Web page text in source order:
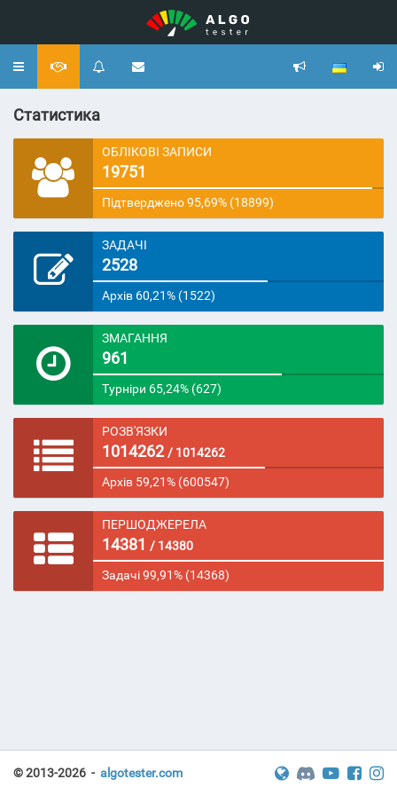
Toggle
Статистика
ОБЛІКОВІ ЗАПИСИ
19751
Підтверджено 95,69% (18899)
ЗАДАЧІ
2528
Архів 60,21% (1522)
ЗМАГАННЯ
961
Турніри 65,24% (627)
РОЗВ'ЯЗКИ
1014262 / 1014262
Архів 59,21% (600547)
ПЕРШОДЖЕРЕЛА
14381 / 14380
Задачі 99,91% (14368)
© 2013-2026 - algotester.com